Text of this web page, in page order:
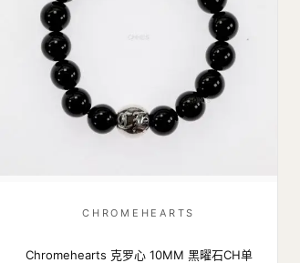
CHROMEHEARTS
Chromehearts 克罗心 10MM 黑曜石CH单